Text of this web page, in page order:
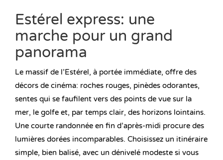
Estérel express: une
marche pour un grand
panorama
Le massif de l’Estérel, à portée immédiate, offre des
décors de cinéma: roches rouges, pinèdes odorantes,
sentes qui se faufilent vers des points de vue sur la
mer, le golfe et, par temps clair, des horizons lointains.
Une courte randonnée en fin d’après-midi procure des
lumières dorées incomparables. Choisissez un itinéraire
simple, bien balisé, avec un dénivelé modeste si vous